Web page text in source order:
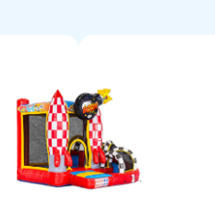
si contre
vous